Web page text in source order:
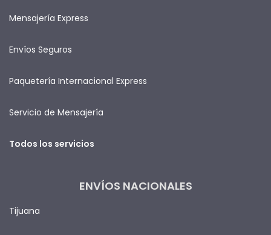
Mensajería Express
Envíos Seguros
Paquetería Internacional Express
Servicio de Mensajería
Todos los servicios
ENVÍOS NACIONALES
Tijuana